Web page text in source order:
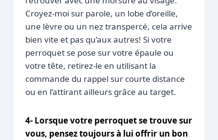
Croyez-moi sur parole, un lobe d’oreille,
une lèvre ou un nez transpercé, cela arrive
bien vite et pas qu’aux autres! Si votre
perroquet se pose sur votre épaule ou
votre tête, retirez-le en utilisant la
commande du rappel sur courte distance
ou en l’attirant ailleurs grâce au target.
4- Lorsque votre perroquet se trouve sur
vous, pensez toujours à lui offrir un bon